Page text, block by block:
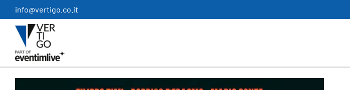
Salta
al
contenuto
info@vertigo.co.it